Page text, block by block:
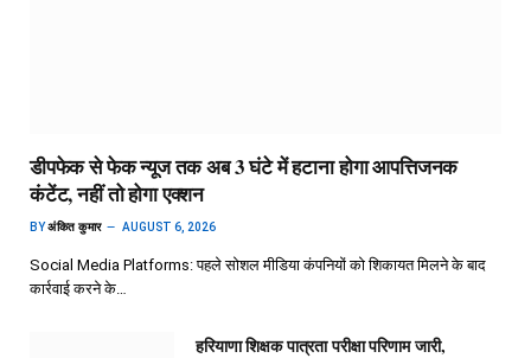
डीपफेक से फेक न्यूज तक अब 3 घंटे में हटाना होगा आपत्तिजनक
कंटेंट, नहीं तो होगा एक्शन
BYअंकित कुमार AUGUST 6, 2026
Social Media Platforms: पहले सोशल मीडिया कंपनियों को शिकायत मिलने के बाद
कार्रवाई करने के…
हरियाणा शिक्षक पात्रता परीक्षा परिणाम जारी,